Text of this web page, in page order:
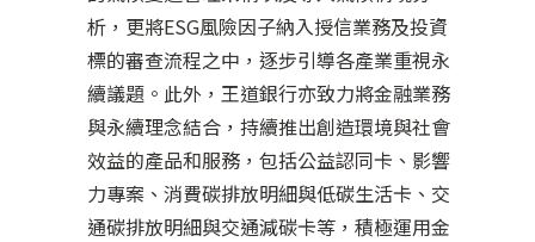
析，更將ESG風險因子納入授信業務及投資
標的審查流程之中，逐步引導各產業重視永
續議題。此外，王道銀行亦致力將金融業務
與永續理念結合，持續推出創造環境與社會
效益的產品和服務，包括公益認同卡、影響
力專案、消費碳排放明細與低碳生活卡、交
通碳排放明細與交通減碳卡等，積極運用金